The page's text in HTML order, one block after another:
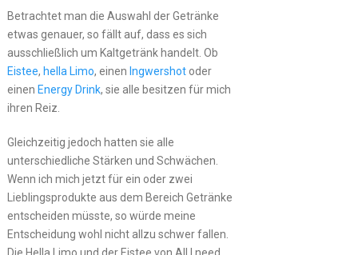
Betrachtet man die Auswahl der Getränke
etwas genauer, so fällt auf, dass es sich
ausschließlich um Kaltgetränk handelt. Ob
Eistee, hella Limo, einen Ingwershotoder
einen Energy Drink, sie alle besitzen für mich
ihren Reiz.
Gleichzeitig jedoch hatten sie alle
unterschiedliche Stärken und Schwächen.
Wenn ich mich jetzt für ein oder zwei
Lieblingsprodukte aus dem Bereich Getränke
entscheiden müsste, so würde meine
Entscheidung wohl nicht allzu schwer fallen.
Die Hella Limo und der Eistee von All I need